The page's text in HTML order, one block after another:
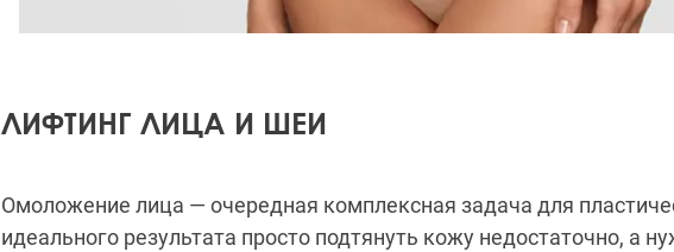
ЛИФТИНГ ЛИЦА И ШЕИ
Омоложение лица — очередная комплексная задача для
идеального результата просто подтянуть кожу недостаточно, а